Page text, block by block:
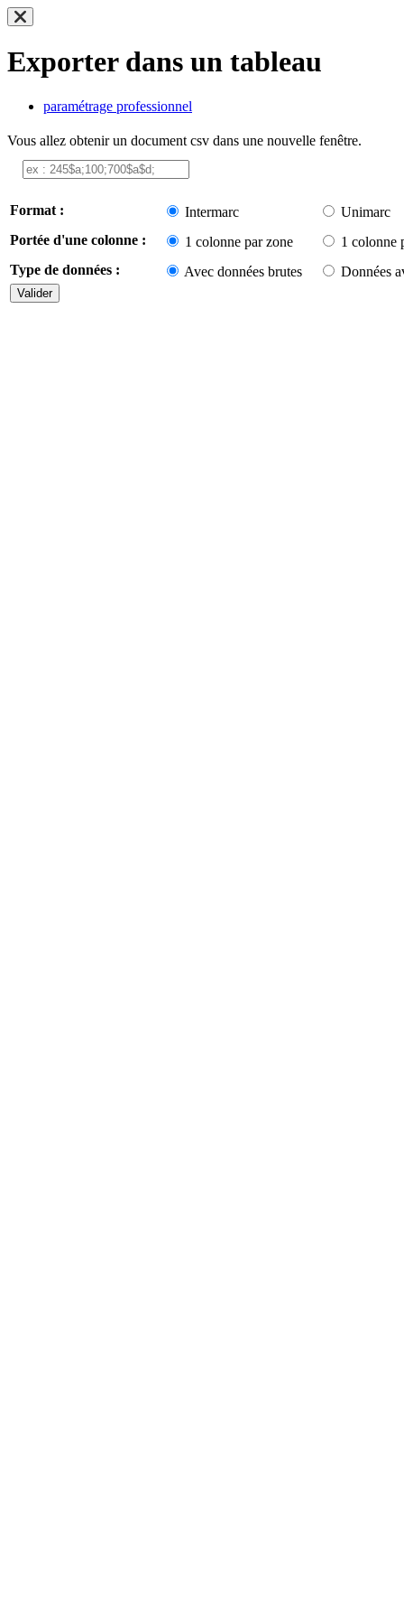
Exporter dans un tableau
paramétrage professionnel
Vous allez obtenir un document csv dans une nouvelle fenêtre.
Format : Intermarc
Unimarc
Portée d'une colonne :
1 colonne par zone
1 colonne
Type de données :
Avec données brutes Données